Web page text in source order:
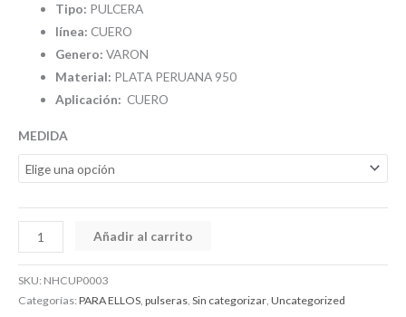
Tipo: PULCERA
línea: CUERO
Genero: VARON
Material: PLATA PERUANA 950
Aplicación: CUERO
MEDIDA
Añadir al carrito
SKU: NHCUP0003
Categorías:PARA ELLOS, pulseras, Sin categorizar, Uncategorized